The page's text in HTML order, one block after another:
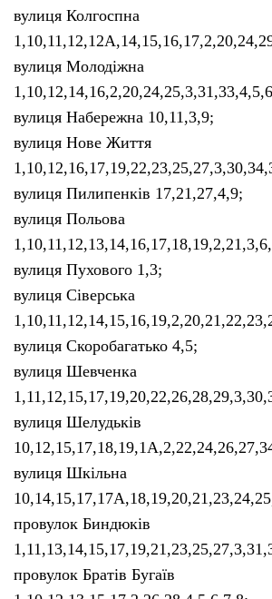
вулиця Колгоспна
вулиця Молодіжна
вулиця Набережна 10,11,3,9;
вулиця Нове Життя
вулиця Пилипенків 17,21,27,4,9;
вулиця Польова
вулиця Пухового 1,3;
вулиця Сіверська
вулиця Скоробагатько 4,5;
вулиця Шевченка
вулиця Шелудьків
вулиця Шкільна
провулок Биндюків
провулок Братів Бугаїв